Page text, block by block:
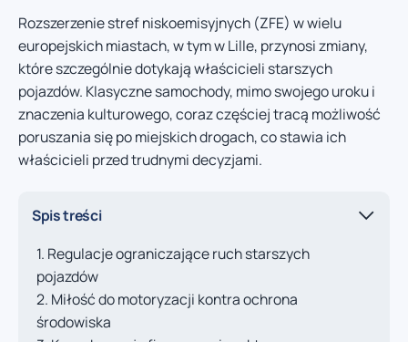
Rozszerzenie stref niskoemisyjnych (ZFE) w wielu
europejskich miastach, w tym w Lille, przynosi zmiany,
które szczególnie dotykają właścicieli starszych
pojazdów. Klasyczne samochody, mimo swojego uroku i
znaczenia kulturowego, coraz częściej tracą możliwość
poruszania się po miejskich drogach, co stawia ich
właścicieli przed trudnymi decyzjami.
Spis treści
Regulacje ograniczające ruch starszych
pojazdów
Miłość do motoryzacji kontra ochrona
środowiska